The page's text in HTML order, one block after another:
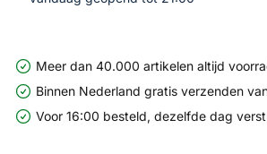
Meer dan 40.000 artikelen altijd
Binnen Nederland gratis verzenden
Voor 16:00 besteld, dezelfde dag